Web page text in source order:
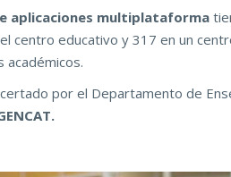
aplicaciones multiplataforma
centro educativo y 317 en un
por el Departamento de